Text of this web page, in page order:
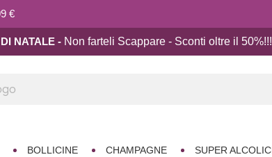
€
NATALE - Non farteli Scappare - Sconti oltre il 50%!!
BOLLICINE CHAMPAGNE SUPER